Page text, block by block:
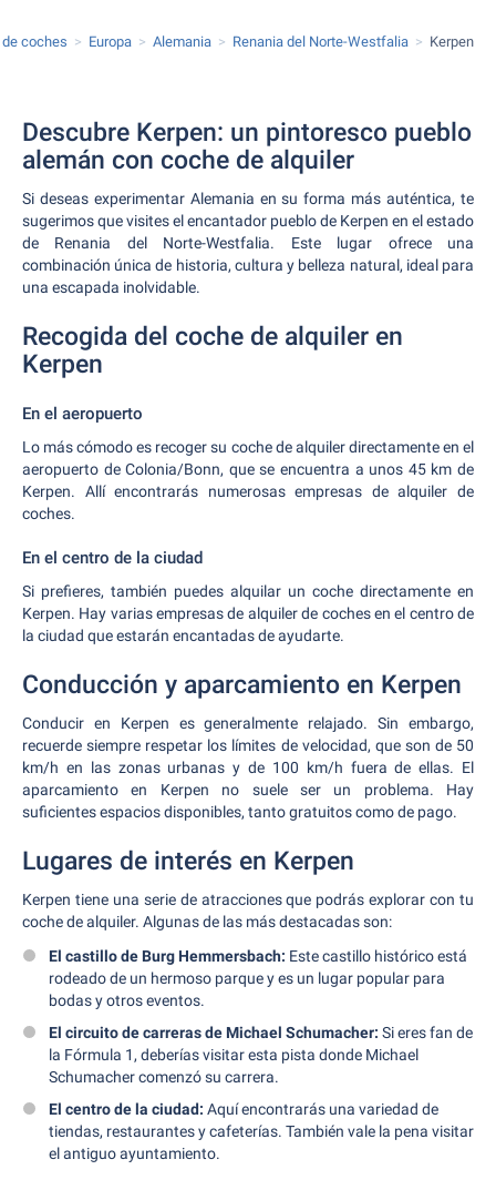
coches Europa Alemania Renania del Norte-Westfalia Kerpen
Descubre Kerpen: un pintoresco pueblo
alemán con coche de alquiler
Si deseas experimentar Alemania en su forma más auténtica, te
sugerimos que visites el encantador pueblo de Kerpen en el estado
de Renania del Norte-Westfalia. Este lugar ofrece una
combinación única de historia, cultura y belleza natural, ideal para
una escapada inolvidable.
Recogida del coche de alquiler en
Kerpen
En el aeropuerto
Lo más cómodo es recoger su coche de alquiler directamente en el
aeropuerto de Colonia/Bonn, que se encuentra a unos 45 km de
Kerpen. Allí encontrarás numerosas empresas de alquiler de
coches.
En el centro de la ciudad
Si prefieres, también puedes alquilar un coche directamente en
Kerpen. Hay varias empresas de alquiler de coches en el centro de
la ciudad que estarán encantadas de ayudarte.
Conducción y aparcamiento en Kerpen
Conducir en Kerpen es generalmente relajado. Sin embargo,
recuerde siempre respetar los límites de velocidad, que son de 50
km/h en las zonas urbanas y de 100 km/h fuera de ellas. El
aparcamiento en Kerpen no suele ser un problema. Hay
suficientes espacios disponibles, tanto gratuitos como de pago.
Lugares de interés en Kerpen
Kerpen tiene una serie de atracciones que podrás explorar con tu
coche de alquiler. Algunas de las más destacadas son:
El castillo de Burg Hemmersbach: Este castillo histórico está
rodeado de un hermoso parque y es un lugar popular para
bodas y otros eventos.
El circuito de carreras de Michael Schumacher: Si eres fan de
la Fórmula 1, deberías visitar esta pista donde Michael
Schumacher comenzó su carrera.
El centro de la ciudad: Aquí encontrarás una variedad de
tiendas, restaurantes y cafeterías. También vale la pena visitar
el antiguo ayuntamiento.